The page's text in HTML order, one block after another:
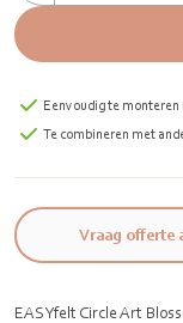
Eenvoudig te
Te combineren met
Vraag offerte
EASYfelt Circle Art